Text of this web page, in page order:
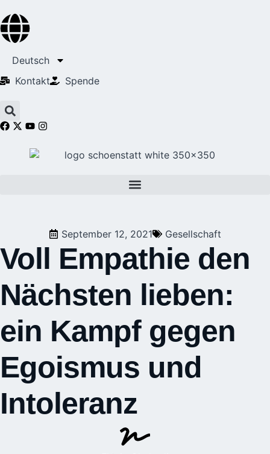
Deutsch
Kontakt
Spende
September 12, 2021 Gesellschaft
Voll Empathie den
Nächsten lieben:
ein Kampf gegen
Egoismus und
Intoleranz